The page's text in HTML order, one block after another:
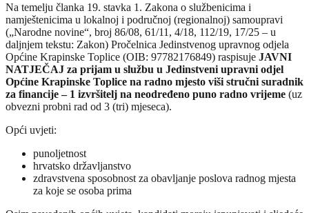
Na temelju članka 19. stavka 1. Zakona o službenicima i
namještenicima u lokalnoj i područnoj (regionalnoj) samoupravi
(„Narodne novine“, broj 86/08, 61/11, 4/18, 112/19, 17/25 – u
daljnjem tekstu: Zakon) Pročelnica Jedinstvenog upravnog odjela
Općine Krapinske Toplice (OIB: 97782176849) raspisuje JAVNI
NATJEČAJ za prijam u službu u Jedinstveni upravni odjel
Općine Krapinske Toplice na radno mjesto viši stručni suradnik
za financije – 1 izvršitelj na neodređeno puno radno vrijeme (uz
obvezni probni rad od 3 (tri) mjeseca).
Opći uvjeti:
punoljetnost
hrvatsko državljanstvo
zdravstvena sposobnost za obavljanje poslova radnog mjesta
za koje se osoba prima